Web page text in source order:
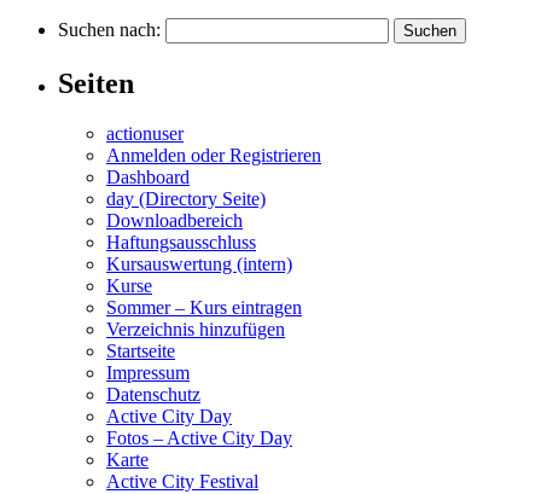
Suchen nach:
Seiten
actionuser
Anmelden oder Registrieren
Dashboard
day (Directory Seite)
Downloadbereich
Haftungsausschluss
Kursauswertung (intern)
Kurse
Sommer – Kurs eintragen
Verzeichnis hinzufügen
Startseite
Impressum
Datenschutz
Active City Day
Fotos – Active City Day
Karte
Active City Festival